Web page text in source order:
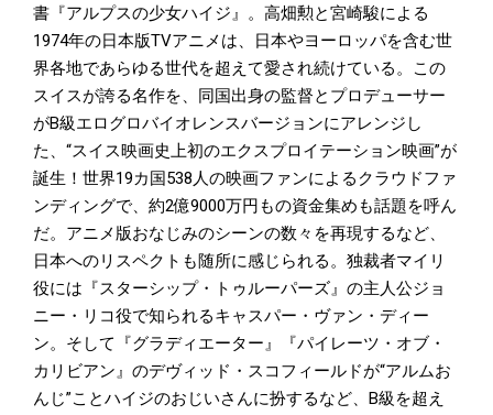
書『アルプスの少女ハイジ』。高畑勲と宮崎駿による
1974年の日本版TVアニメは、日本やヨーロッパを含む世
界各地であらゆる世代を超えて愛され続けている。この
スイスが誇る名作を、同国出身の監督とプロデューサー
がB級エログロバイオレンスバージョンにアレンジし
た、“スイス映画史上初のエクスプロイテーション映画”が
誕生！世界19カ国538人の映画ファンによるクラウドファ
ンディングで、約2億9000万円もの資金集めも話題を呼ん
だ。アニメ版おなじみのシーンの数々を再現するなど、
日本へのリスペクトも随所に感じられる。独裁者マイリ
役には『スターシップ・トゥルーパーズ』の主人公ジョ
ニー・リコ役で知られるキャスパー・ヴァン・ディー
ン。そして『グラディエーター』『パイレーツ・オブ・
カリビアン』のデヴィッド・スコフィールドが“アルムお
んじ”ことハイジのおじいさんに扮するなど、B級を超え